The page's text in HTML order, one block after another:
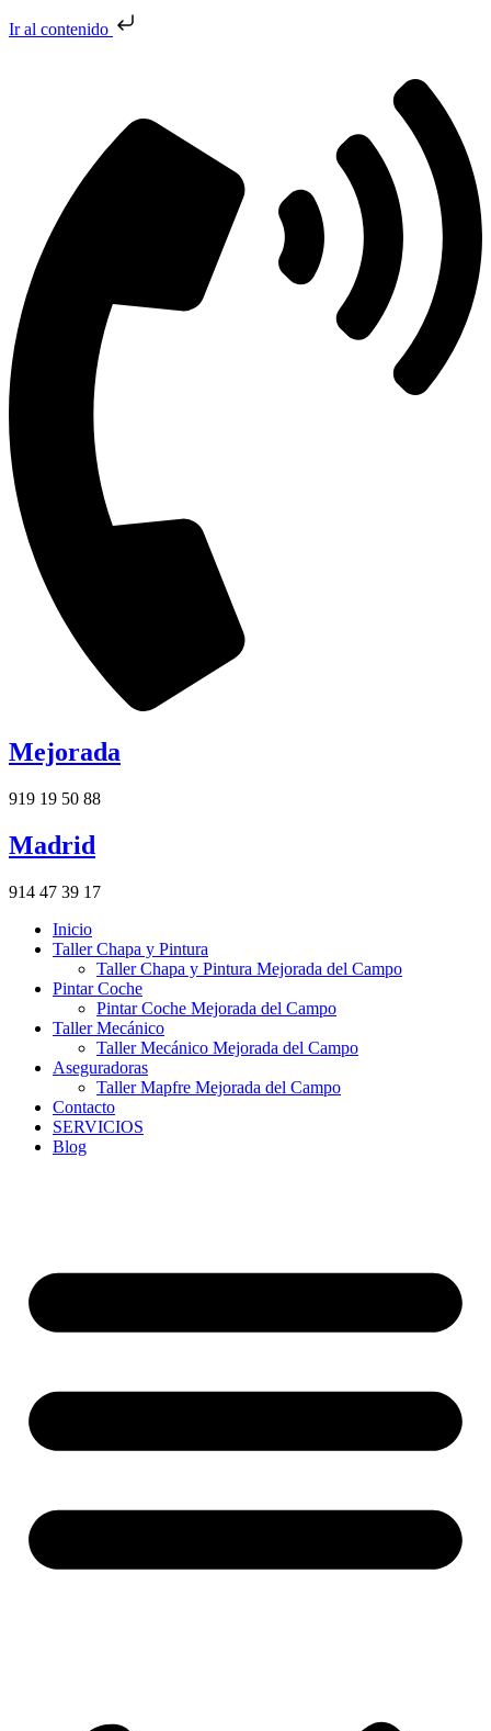
Ir al contenido
Mejorada
919 19 50 88
Madrid
914 47 39 17
Inicio
Taller Chapa y Pintura
Taller Chapa y Pintura Mejorada del Campo
Pintar Coche
Pintar Coche Mejorada del Campo
Taller Mecánico
Taller Mecánico Mejorada del Campo
Aseguradoras
Taller Mapfre Mejorada del Campo
Contacto
SERVICIOS
Blog